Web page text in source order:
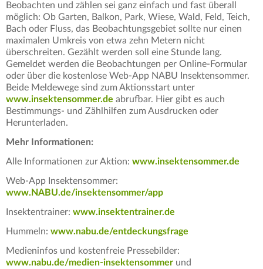
Beobachten und zählen sei ganz einfach und fast überall
möglich: Ob Garten, Balkon, Park, Wiese, Wald, Feld, Teich,
Bach oder Fluss, das Beobachtungsgebiet sollte nur einen
maximalen Umkreis von etwa zehn Metern nicht
überschreiten. Gezählt werden soll eine Stunde lang.
Gemeldet werden die Beobachtungen per Online-Formular
oder über die kostenlose Web-App NABU Insektensommer.
Beide Meldewege sind zum Aktionsstart unter
www.insektensommer.de abrufbar. Hier gibt es auch
Bestimmungs- und Zählhilfen zum Ausdrucken oder
Herunterladen.
Mehr Informationen:
Alle Informationen zur Aktion: www.insektensommer.de
Web-App Insektensommer:
www.NABU.de/insektensommer/app
Insektentrainer: www.insektentrainer.de
Hummeln: www.nabu.de/entdeckungsfrage
Medieninfos und kostenfreie Pressebilder:
www.nabu.de/medien-insektensommer und